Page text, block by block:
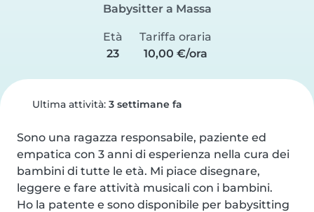
Babysitter a Massa
Età
23
Tariffa oraria
10,00 €/ora
Ultima attività: 3 settimane fa
Sono una ragazza responsabile, paziente ed
empatica con 3 anni di esperienza nella cura dei
bambini di tutte le età. Mi piace disegnare,
leggere e fare attività musicali con i bambini.
Ho la patente e sono disponibile per babysitting